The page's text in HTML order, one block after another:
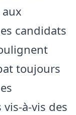
candidats
toujours
à-vis des